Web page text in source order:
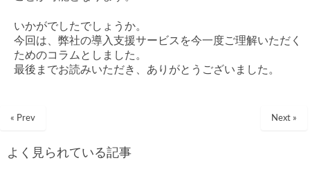
いかがでしたでしょうか。
今回は、弊社の導入支援サービスを今一度ご理解いただく
ためのコラムとしました。
最後までお読みいただき、ありがとうございました。
« Prev Next »
よく見られている記事